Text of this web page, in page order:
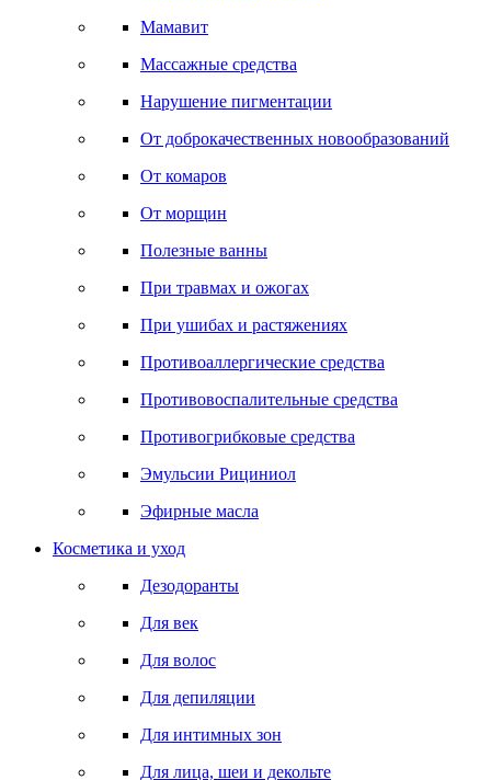
Мамавит
Массажные средства
Нарушение пигментации
От доброкачественных новообразований
От комаров
От морщин
Полезные ванны
При травмах и ожогах
При ушибах и растяжениях
Противоаллергические средства
Противовоспалительные средства
Противогрибковые средства
Эмульсии Рициниол
Эфирные масла
Косметика и уход
Дезодоранты
Для век
Для волос
Для депиляции
Для интимных зон
Для лица, шеи и декольте